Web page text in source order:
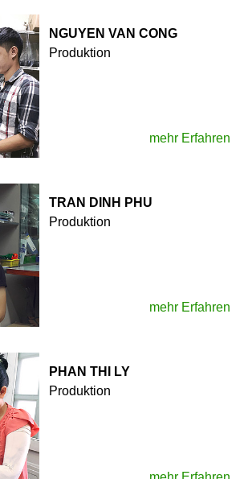
NGUYEN VAN CONG
Produktion
mehr Erfahren
TRAN DINH PHU
Produktion
mehr Erfahren
PHAN THI LY
Produktion